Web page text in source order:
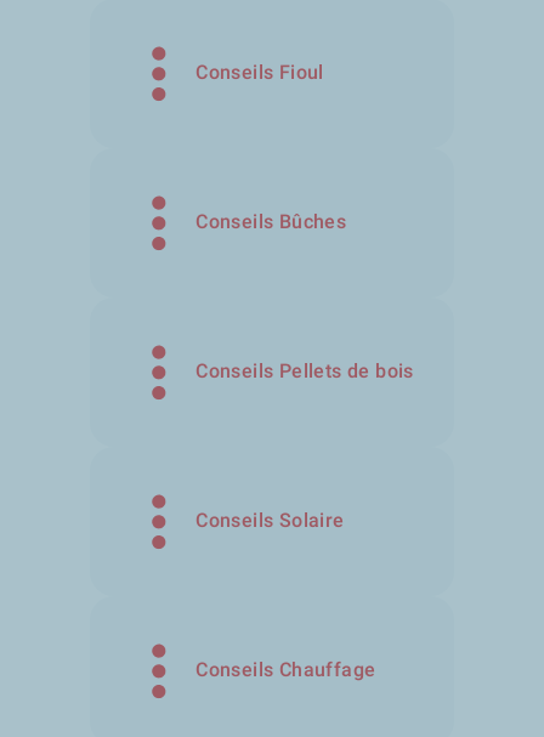
Conseils Fioul
Conseils Bûches
Conseils Pellets de bois
Conseils Solaire
Conseils Chauffage